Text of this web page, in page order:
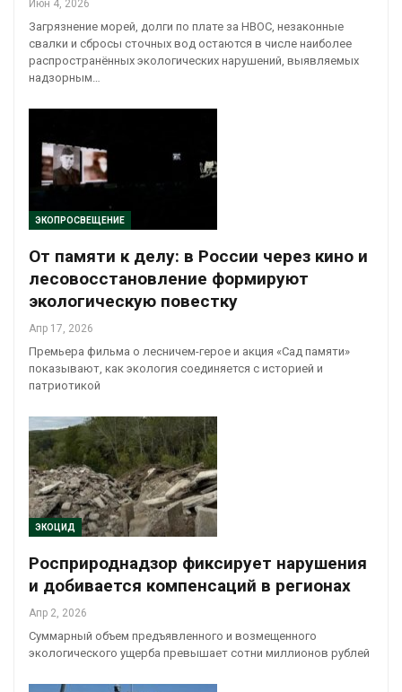
Июн 4, 2026
Загрязнение морей, долги по плате за НВОС, незаконные
свалки и сбросы сточных вод остаются в числе наиболее
распространённых экологических нарушений, выявляемых
надзорным…
ЭКОПРОСВЕЩЕНИЕ
От памяти к делу: в России через кино и
лесовосстановление формируют
экологическую повестку
Апр 17, 2026
Премьера фильма о лесничем-герое и акция «Сад памяти»
показывают, как экология соединяется с историей и
патриотикой
ЭКОЦИД
Росприроднадзор фиксирует нарушения
и добивается компенсаций в регионах
Апр 2, 2026
Суммарный объем предъявленного и возмещенного
экологического ущерба превышает сотни миллионов рублей